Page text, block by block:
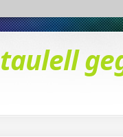
taulell